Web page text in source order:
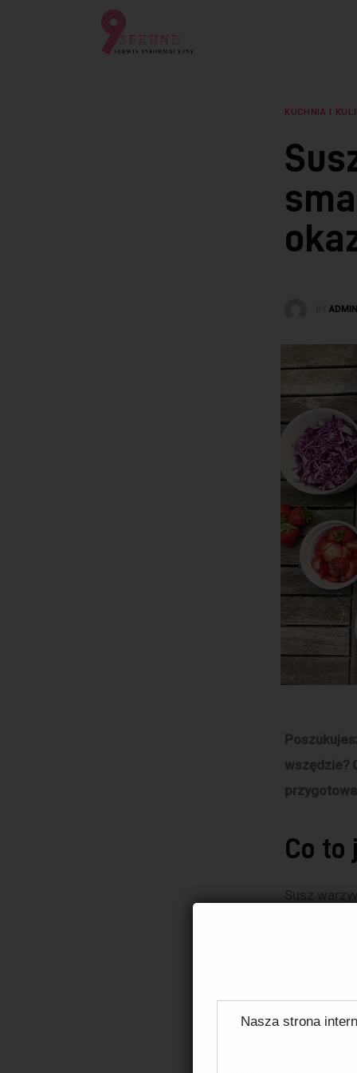
Nasza strona
KUCHNIA I
ADMIN
wszędzie?
Co to
Susz
żywności,
wartości
jak zupy,